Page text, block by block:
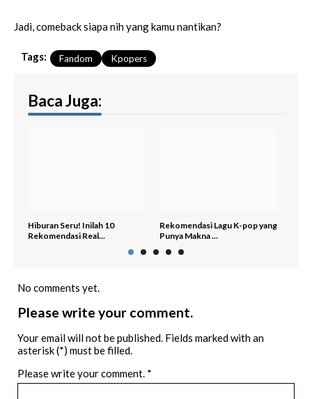
Jadi, comeback siapa nih yang kamu nantikan?
Tags: Fandom Kpopers
Baca Juga:
Hiburan Seru! Inilah 10
Rekomendasi Real...
Rekomendasi Lagu K-pop yang
Punya Makna ...
No comments yet.
Please write your comment.
Your email will not be published. Fields marked with an
asterisk (*) must be filled.
Please write your comment. *